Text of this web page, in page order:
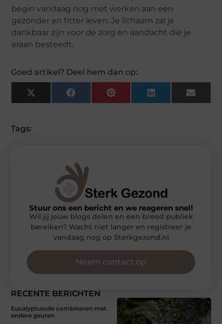
begin vandaag nog met werken aan een
gezonder en fitter leven. Je lichaam zal je
dankbaar zijn voor de zorg en aandacht die je
eraan besteedt.
Goed artikel? Deel hem dan op:
X
(Twitter)
FacebookPinterestLinkedInEmail
Tags:
RECENTE BERICHTEN
Eucalyptusolie combineren met
andere geuren
Stuur ons een bericht en we reageren snel!
Wil jij jouw blogs delen en een breed publiek
bereiken? Wacht niet langer en registreer je
vandaag nog op Sterkgezond.nl
Neem contact op